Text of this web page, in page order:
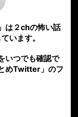
は２chの怖い話
います。
いつでも確認で
めTwitter」のフ